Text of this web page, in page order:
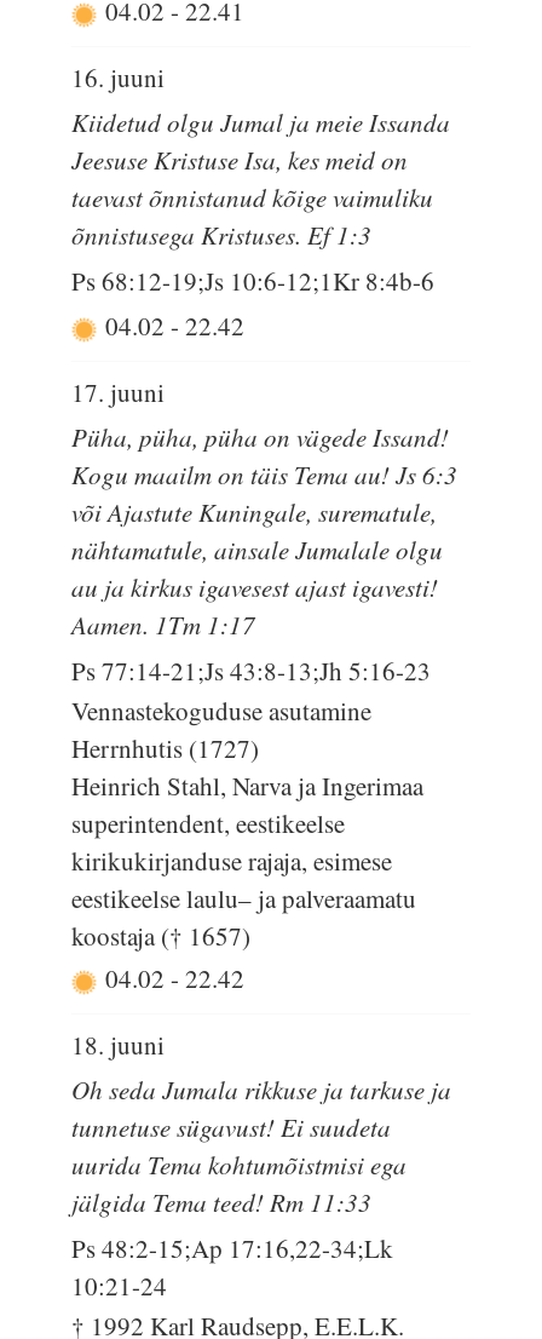
04.02 - 22.41
16. juuni
Kiidetud olgu Jumal ja meie Issanda
Jeesuse Kristuse Isa, kes meid on
taevast õnnistanud kõige vaimuliku
õnnistusega Kristuses. Ef 1:3
Ps 68:12-19;Js 10:6-12;1Kr 8:4b-6
04.02 - 22.42
17. juuni
Püha, püha, püha on vägede Issand!
Kogu maailm on täis Tema au! Js 6:3
või Ajastute Kuningale, surematule,
nähtamatule, ainsale Jumalale olgu
au ja kirkus igavesest ajast igavesti!
Aamen. 1Tm 1:17
Ps 77:14-21;Js 43:8-13;Jh 5:16-23
Vennastekoguduse asutamine
Herrnhutis (1727)
Heinrich Stahl, Narva ja Ingerimaa
superintendent, eestikeelse
kirikukirjanduse rajaja, esimese
eestikeelse laulu– ja palveraamatu
koostaja († 1657)
04.02 - 22.42
18. juuni
Oh seda Jumala rikkuse ja tarkuse ja
tunnetuse sügavust! Ei suudeta
uurida Tema kohtumõistmisi ega
jälgida Tema teed! Rm 11:33
Ps 48:2-15;Ap 17:16,22-34;Lk
10:21-24
† 1992 Karl Raudsepp, E.E.L.K.